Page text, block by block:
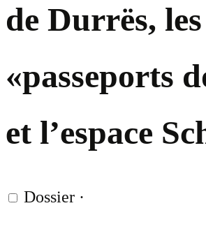
de Durrës, les
«passeports
et l’espace
Dossier ·